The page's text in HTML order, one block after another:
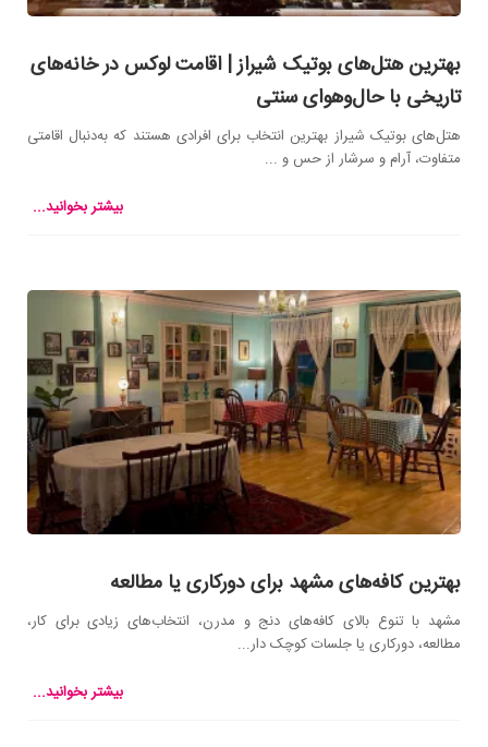
بهترین هتل‌های بوتیک شیراز | اقامت لوکس در خانه‌های
تاریخی با حال‌وهوای سنتی
هتل‌های بوتیک شیراز بهترین انتخاب برای افرادی هستند که به‌دنبال اقامتی
متفاوت، آرام و سرشار از حس و ...
بیشتر بخوانید...
بهترین کافه‌های مشهد برای دورکاری یا مطالعه
مشهد با تنوع بالای کافه‌های دنج و مدرن، انتخاب‌های زیادی برای کار،
مطالعه، دورکاری یا جلسات کوچک دار...
بیشتر بخوانید...